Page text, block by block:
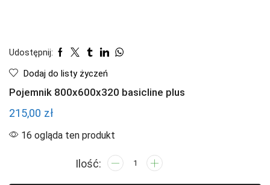
Udostępnij:
Dodaj do listy życzeń
Pojemnik 800x600x320 basicline plus
215,00 zł
16 ogląda ten produkt
ilość